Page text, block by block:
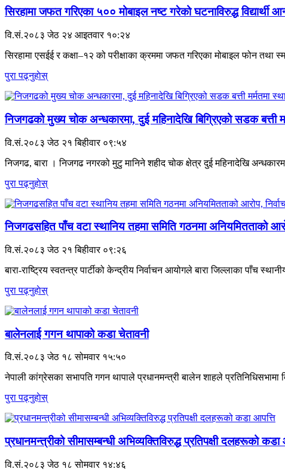
सिरहामा जफत गरिएका ५०० मोबाइल नष्ट गरेको घटनाविरुद्ध विद्यार्थी
वि.सं.२०८३ जेठ २४ आइतवार १०:२४
सिरहामा एसईई र कक्षा–१२ को परीक्षाका क्रममा जफत गरिएका मोबाइल फोन तथा
पुरा पढ्नुहाेस्
निजगढको मुख्य चोक अन्धकारमा, दुई महिनादेखि बिग्रिएको सडक बत्ती
वि.सं.२०८३ जेठ २१ बिहीवार ०९:५४
निजगढ, बारा । निजगढ नगरको मुटु मानिने शहीद चोक क्षेत्र दुई महिनादेखि
पुरा पढ्नुहाेस्
निजगढसहित पाँच वटा स्थानिय तहमा समिति गठनमा अनियमितताको
वि.सं.२०८३ जेठ २१ बिहीवार ०९:२६
बारा-राष्ट्रिय स्वतन्त्र पार्टीको केन्द्रीय निर्वाचन आयोगले बारा जिल्लाका पाँच
पुरा पढ्नुहाेस्
बालेनलाई गगन थापाको कडा चेतावनी
वि.सं.२०८३ जेठ १८ सोमवार १५:५०
नेपाली कांग्रेसका सभापति गगन थापाले प्रधानमन्त्री बालेन शाहले प्रतिनिधिसभामा
पुरा पढ्नुहाेस्
प्रधानमन्त्रीको सीमासम्बन्धी अभिव्यक्तिविरुद्ध प्रतिपक्षी दलहरूको कडा
वि.सं.२०८३ जेठ १८ सोमवार १४:४६